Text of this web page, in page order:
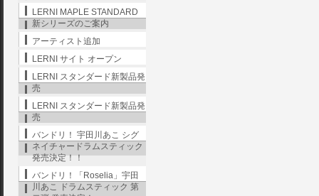
LERNI MAPLE STANDARD
新シリーズのご案内
アーティスト追加
LERNI サイト オープン
LERNI スタンダード新製品発
売
LERNI スタンダード新製品発
売
バンドリ！ 宇田川あこ シグ
ネイチャードラムスティック
発売決定！！
バンドリ！「Roselia」宇田
川あこ ドラムスティック 第